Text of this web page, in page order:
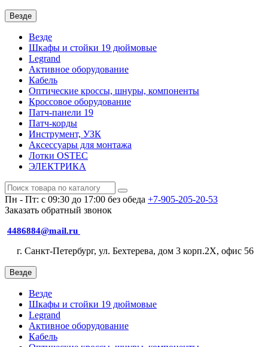
Везде
Везде
Шкафы и стойки 19 дюймовые
Legrand
Активное оборудование
Кабель
Оптические кроссы, шнуры, компоненты
Кроссовое оборудование
Патч-панели 19
Патч-корды
Инструмент, УЗК
Аксессуары для монтажа
Лотки OSTEC
ЭЛЕКТРИКА
Пн - Пт: с 09:30 до 17:00 без обеда +7-905-205-20-53
Заказать обратный звонок
4486884@mail.ru
г. Санкт-Петербург, ул. Бехтерева, дом 3 корп.2X, офис 56
Везде
Везде
Шкафы и стойки 19 дюймовые
Legrand
Активное оборудование
Кабель